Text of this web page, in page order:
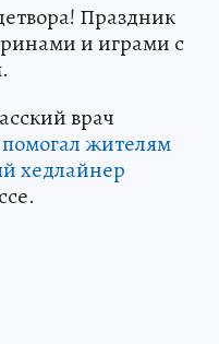
Праздник
и играми с
врач
жителям
хедлайнер